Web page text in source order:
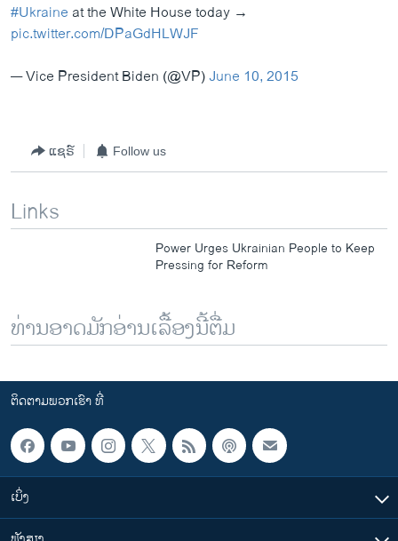
#Ukraine at the White House today →
pic.twitter.com/DPaGdHLWJF
— Vice President Biden (@VP)June 10, 2015
ແຊຣ໌ Follow us
Links
Power Urges Ukrainian People to Keep
Pressing for Reform
ທ່ານອາດມັກອ່ານເລື້ອງນີ້ຕື່ມ
ຕິດຕາມພວກເຮົາ ທີ່
ເບິ່ງ